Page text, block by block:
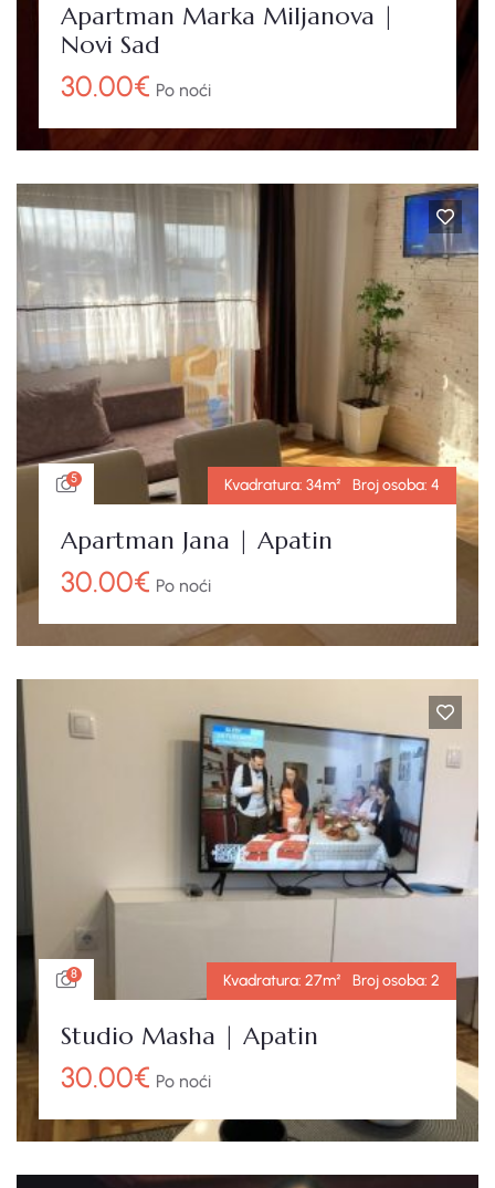
Apartman Marka Miljanova |
Novi Sad
30.00€ Po noći
5 Kvadratura: 34m² Broj osoba: 4
Apartman Jana | Apatin
30.00€ Po noći
8 Kvadratura: 27m² Broj osoba: 2
Studio Masha | Apatin
30.00€ Po noći